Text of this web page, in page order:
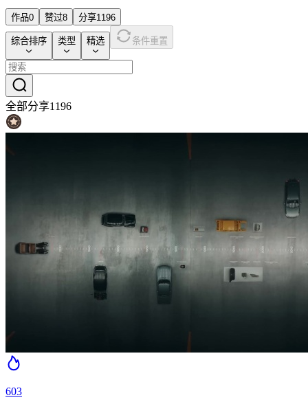
作品0 赞过8 分享1196
综合排序 类型 精选 条件重置
全部分享1196
603